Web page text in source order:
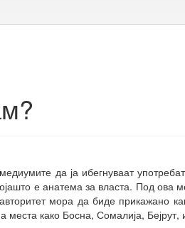
да ја ибегнуваат
е анатема за власта. Под ова
мора да биде прикажано
места како Босна, Сомалија, Бејрут,